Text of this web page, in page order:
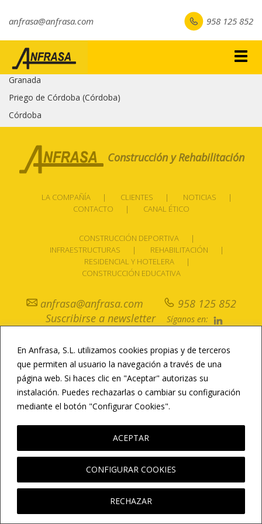
En Anfrasa, S.L. utilizamos cookies propias y de terceros
que permiten al usuario la navegación a través de una
página web. Si haces clic en "Aceptar" autorizas su
instalación. Puedes rechazarlas o cambiar su configuración
mediante el botón "Configurar Cookies".
CONFIGURAR COOKIES
RECHAZAR
ACEPTAR
anfrasa@anfrasa.com 958 125 852
Granada
Priego de Córdoba (Córdoba)
Córdoba
Construcción y Rehabilitación
LA COMPAÑÍA CLIENTES
NOTICIAS
CONTACTO
CANAL ÉTICO
CONSTRUCCIÓN DEPORTIVA
INFRAESTRUCTURAS
REHABILITACIÓN
RESIDENCIAL Y HOTELERA
CONSTRUCCIÓN EDUCATIVA
anfrasa@anfrasa.com
958 125 852
Suscribirse a newsletter
Síganos en:
© Copyright / Todos los derechos reservados /Aviso Legal/Política de
Privacidad/Política de Cookies /Newsletter